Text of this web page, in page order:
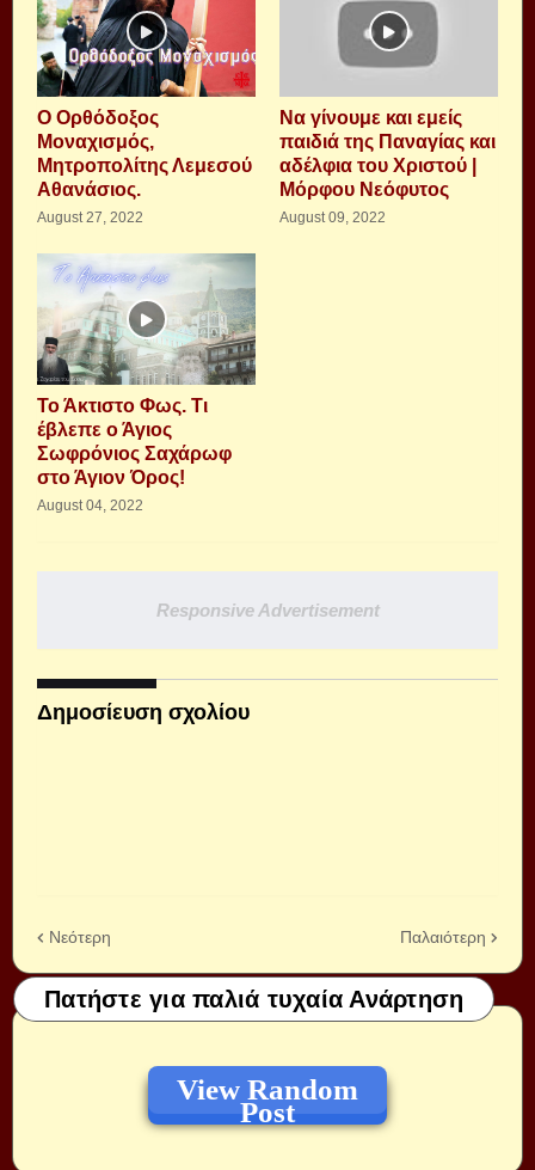
Ο Ορθόδοξος
Μοναχισμός,
Μητροπολίτης Λεμεσού
Αθανάσιος.
August 27, 2022
Να γίνουμε και εμείς
παιδιά της Παναγίας και
αδέλφια του Χριστού |
Μόρφου Νεόφυτος
August 09, 2022
Το Άκτιστο Φως. Τι
έβλεπε ο Άγιος
Σωφρόνιος Σαχάρωφ
στο Άγιον Όρος!
August 04, 2022
Responsive Advertisement
Δημοσίευση σχολίου
Νεότερη Παλαιότερη
Πατήστε για παλιά τυχαία Ανάρτηση
View Random
Post